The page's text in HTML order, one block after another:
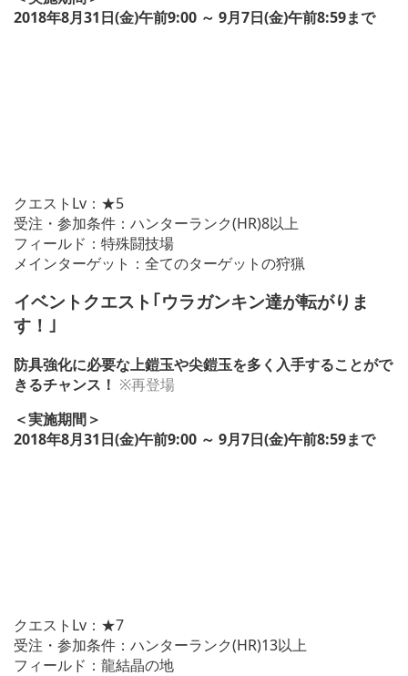
2018年8月31日(金)午前9:00 ～ 9月7日(金)午前8:59まで
クエストLv：★5
受注・参加条件：ハンターランク(HR)8以上
フィールド：特殊闘技場
メインターゲット：全てのターゲットの狩猟
イベントクエスト｢ウラガンキン達が転がりま
す！｣
防具強化に必要な上鎧玉や尖鎧玉を多く入手することがで
きるチャンス！ ※再登場
＜実施期間＞
2018年8月31日(金)午前9:00 ～ 9月7日(金)午前8:59まで
クエストLv：★7
受注・参加条件：ハンターランク(HR)13以上
フィールド：龍結晶の地